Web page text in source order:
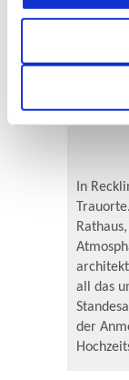
In
all das
der